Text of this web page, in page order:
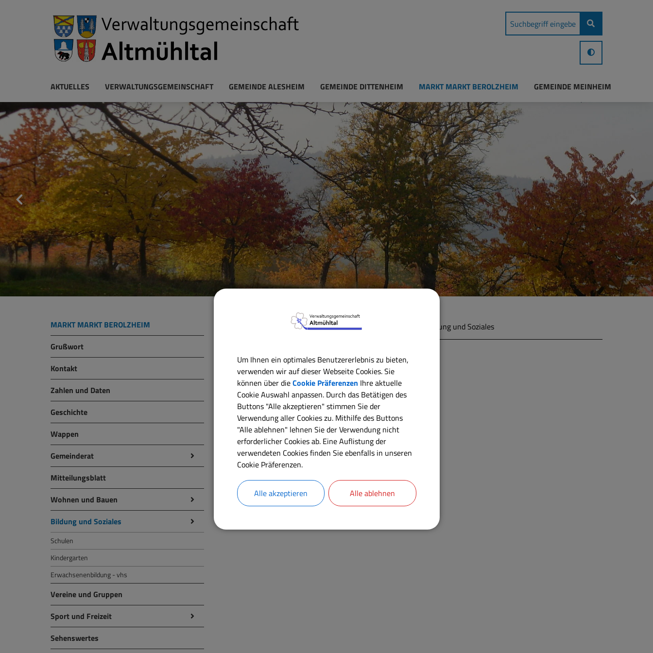
AKTUELLES VERWALTUNGSGEMEINSCHAFT GEMEINDE ALESHEIM GEMEINDE DITTENHEIM MARKT MARKT BEROLZHEIM GEMEINDE MEINHEIM
MARKT MARKT BEROLZHEIM
Grußwort
Kontakt
Zahlen und Daten
Geschichte
Wappen
Gemeinderat
Mitteilungsblatt
Wohnen und Bauen
Bildung und Soziales
Schulen
Kindergarten
Erwachsenenbildung - vhs
Vereine und Gruppen
Sport und Freizeit
Sehenswertes
Verwaltungsgemeinschaft Markt Markt Berolzheim Bildung und Soziales
Schulen
Kindergarten
Erwachsenenbildung - vhs
Um Ihnen ein optimales Benutzererlebnis zu bieten,
verwenden wir auf dieser Webseite Cookies. Sie
können über dieCookie Präferenzen Ihre aktuelle
Cookie Auswahl anpassen. Durch das Betätigen des
Buttons "Alle akzeptieren" stimmen Sie der
Verwendung aller Cookies zu. Mithilfe des Buttons
"Alle ablehnen" lehnen Sie der Verwendung nicht
erforderlicher Cookies ab. Eine Auflistung der
verwendeten Cookies finden Sie ebenfalls in unseren
Cookie Präferenzen.
Alle akzeptieren Alle ablehnen